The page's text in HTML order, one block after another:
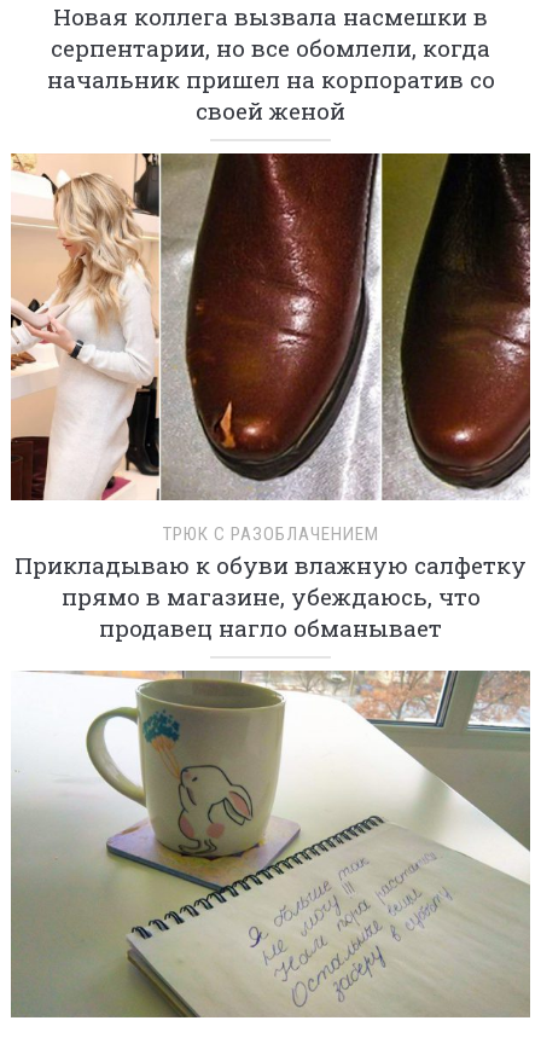
Новая коллега вызвала насмешки в
серпентарии, но все обомлели, когда
начальник пришел на корпоратив со
своей женой
ТРЮК С РАЗОБЛАЧЕНИЕМ
Прикладываю к обуви влажную салфетку
прямо в магазине, убеждаюсь, что
продавец нагло обманывает